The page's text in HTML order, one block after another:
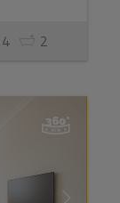
4 2